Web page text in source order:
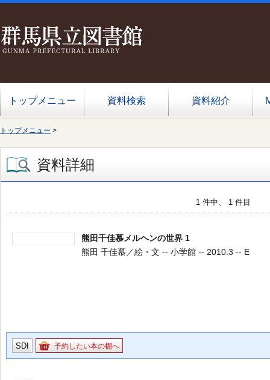
トップメニュー 資料検索 資料紹介
トップメニュー >
資料詳細
1 件中、 1 件目
熊田千佳慕メルヘンの世界 1
熊田 千佳慕／絵・文 -- 小学館 -- 2010.3 -- E
SDI 予約したい本の棚へ